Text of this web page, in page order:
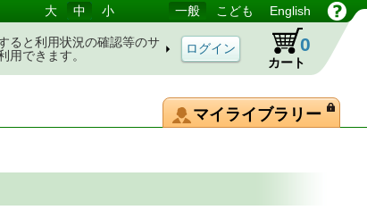
大 中 小 一般 こども English
ると利用状況の確認等のサ
用できます。
カート
0
マイライブラリー